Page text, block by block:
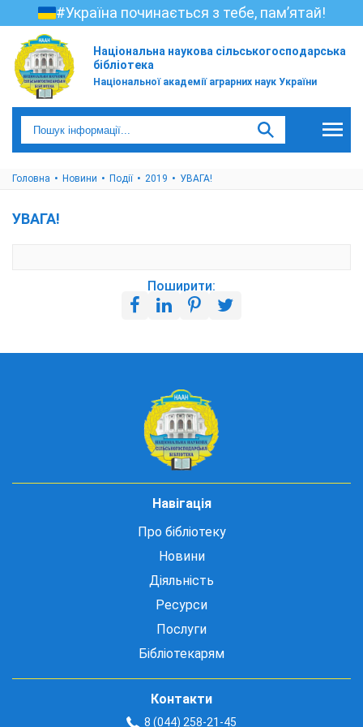
#Україна починається з тебе, пам’ятай!
Національна наукова сільськогосподарська
бібліотека
Національної академії аграрних наук України
Головна Новини Події 2019 УВАГА!
УВАГА!
Поширити:
Навігація
Про бібліотеку
Новини
Діяльність
Ресурси
Послуги
Бібліотекарям
Контакти
8 (044) 258-21-45